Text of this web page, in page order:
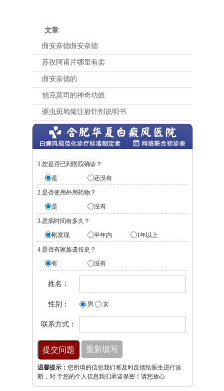
文章
曲安奈德曲安奈德
苏孜阿甫片哪里有卖
曲安奈德的
他克莫司的神奇功效
驱虫斑鸠菊注射针剂说明书
1.您是否已到医院确诊？
是
还没有
2.是否使用外用药物？
是
没有
3.患病时间有多久？
刚发现
半年内 1年以上
4.是否有家族遗传史？
有
没有
姓名：
性别： 男 女
联系方式：
温馨提示： 您所填的信息我们将及时反馈给医生进行诊
断，对 于您的个人信息我们承诺保密！请您放心